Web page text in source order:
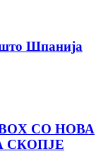
Шпанија
СО НОВА
СКОПЈЕ